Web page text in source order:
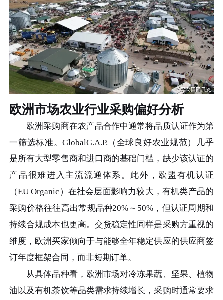
欧洲市场农业行业采购偏好分析
欧洲采购商在农产品合作中通常将品质认证作为第
一筛选标准。GlobalG.A.P.（全球良好农业规范）几乎
是所有大型零售商和进口商的基础门槛，缺少该认证的
产品很难进入主流流通体系。此外，欧盟有机认证
（EU Organic）在社会层面影响力较大，有机类产品的
采购价格往往高出常规品种20%～50%，但认证周期和
持续合规成本也更高。交货稳定性同样是采购方重视的
维度，欧洲买家倾向于与能够全年稳定供应的供应商签
订年度框架合同，而非短期订单。
从具体品种看，欧洲市场对冷冻果蔬、坚果、植物
油以及有机茶饮等品类需求持续增长，采购时通常要求